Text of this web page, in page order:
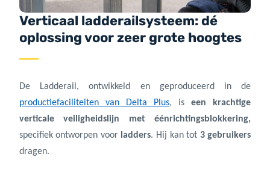
Verticaal ladderailsysteem: dé
oplossing voor zeer grote hoogtes
De Ladderail, ontwikkeld en geproduceerd in de
productiefaciliteiten van Delta Plus, iseen krachtige
verticale veiligheidslijn met éénrichtingsblokkering,
specifiek ontworpen voor ladders. Hij kan tot 3 gebruikers
dragen.